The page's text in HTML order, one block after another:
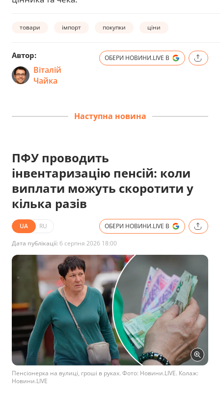
товари імпорт покупки ціни
Автор:
Віталій
Чайка
ОБЕРИ НОВИНИ.LIVE В
Наступна новина
ПФУ проводить
інвентаризацію пенсій: коли
виплати можуть скоротити у
кілька разів
UA RU ОБЕРИ НОВИНИ.LIVE В
Дата публікації: 6 серпня 2026 18:00
Пенсіонерка на вулиці, гроші в руках. Фото: Новини.LIVE. Колаж:
Новини.LIVE